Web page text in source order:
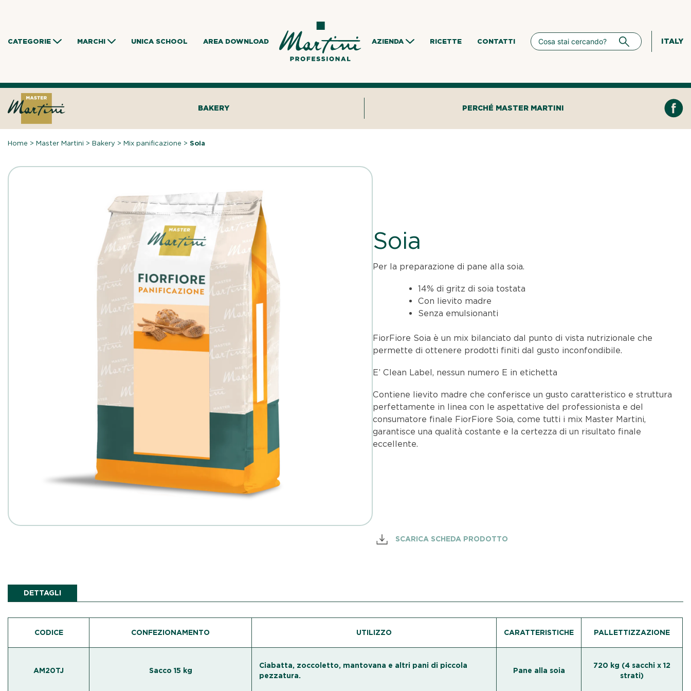
CATEGORIE MARCHI UNICA SCHOOL AREA DOWNLOAD AZIENDA RICETTE CONTATTI ITALY
BAKERY PERCHÉ MASTER MARTINI
Home >Master Martini >Bakery >Mix panificazione >Soia
Soia
Per la preparazione di pane alla soia.
14% di gritz di soia tostata
Con lievito madre
Senza emulsionanti
FiorFiore Soia è un mix bilanciato dal punto di vista nutrizionale che
permette di ottenere prodotti finiti dal gusto inconfondibile.
E’ Clean Label, nessun numero E in etichetta
Contiene lievito madre che conferisce un gusto caratteristico e struttura
perfettamente in linea con le aspettative del professionista e del
consumatore finale FiorFiore Soia, come tutti i mix Master Martini,
garantisce una qualità costante e la certezza di un risultato finale
eccellente.
SCARICA SCHEDA PRODOTTO
DETTAGLI
CODICE CONFEZIONAMENTO
AM20TJ Sacco 15 kg
UTILIZZO CARATTERISTICHE PALLETTIZZAZIONE
Ciabatta, zoccoletto, mantovana e altri pani di piccola
pezzatura.
Pane alla soia
720 kg (4 sacchi x 12
strati)